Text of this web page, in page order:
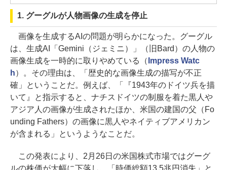
1. グーグルが人物画像の生成を停止
画像を生成するAIの問題が明らかになった。グーグル
は、生成AI「Gemini（ジェミニ）」（旧Bard）の人物の
画像生成を一時的に取りやめている（ Impress Watc
h）。その理由は、「歴史的な画像生成の描写が不正
確」ということだ。例えば、「『1943年のドイツ兵を描
いて』と指示すると、ナチスドイツの制服を着た黒人や
アジア人の画像が生成されたほか、米国の建国の父（Fo
unding Fathers）の画像に黒人やネイティブアメリカン
が含まれる」というようなことだ。
この発表により、2月26日の米国株式市場ではグーグ
ルの株価が大幅に下落し、「時価総額13.5兆円消失」と